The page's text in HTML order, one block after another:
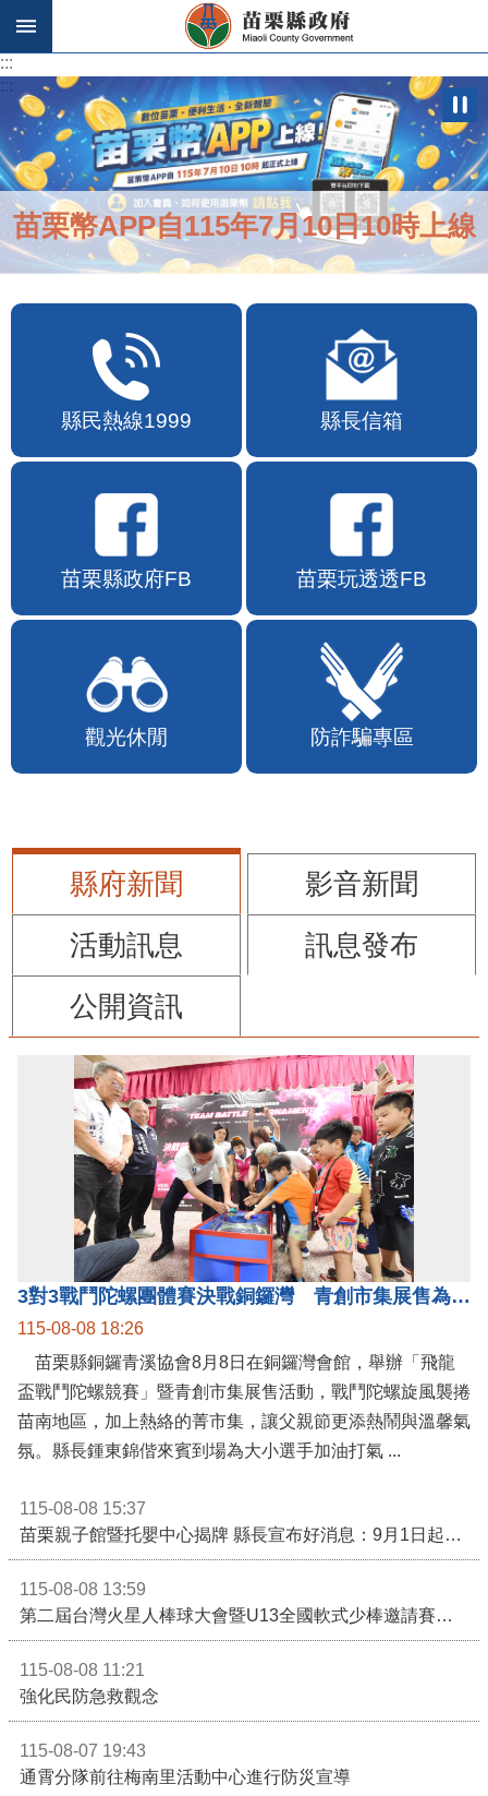
跳到主要內容區塊
:::
:::
苗栗幣APP自115年7月10日10時上線
縣民熱線1999 縣長信箱
苗栗縣政府FB 苗栗玩透透FB
觀光休閒 防詐騙專區
縣府新聞
影音新聞
活動訊息
訊息發布
公開資訊
3對3戰鬥陀螺團體賽決戰銅鑼灣 青創市集展售為父親節增添繽紛
115-08-08 18:26
苗栗縣銅鑼青溪協會8月8日在銅鑼灣會館，舉辦「飛龍
盃戰鬥陀螺競賽」暨青創市集展售活動，戰鬥陀螺旋風襲捲
苗南地區，加上熱絡的菁市集，讓父親節更添熱鬧與溫馨氣
氛。縣長鍾東錦偕來賓到場為大小選手加油打氣 ...
115-08-08 15:37
苗栗親子館暨托嬰中心揭牌 縣長宣布好消息：9月1日起調降臨時托嬰費用
115-08-08 13:59
第二屆台灣火星人棒球大會暨U13全國軟式少棒邀請賽在苗栗舉辦
115-08-08 11:21
強化民防急救觀念
115-08-07 19:43
通霄分隊前往梅南里活動中心進行防災宣導